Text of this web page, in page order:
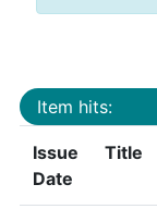
Item hits:
Issue
Date
Title